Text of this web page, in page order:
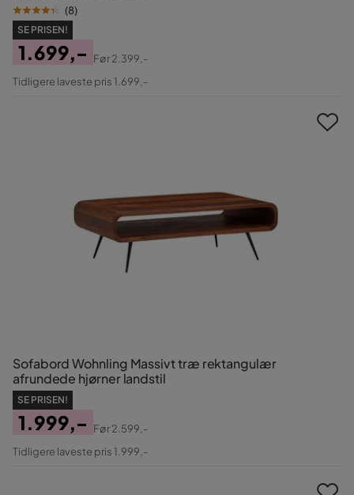
(8)
SE PRISEN!
Pris
1.699,-
Original
Før2.399,-
Tidligere laveste pris 1.699,-
Sofabord Wohnling Massivt træ rektangulær
afrundede hjørner landstil
SE PRISEN!
Pris
1.999,-
Original
Før2.599,-
Tidligere laveste pris 1.999,-